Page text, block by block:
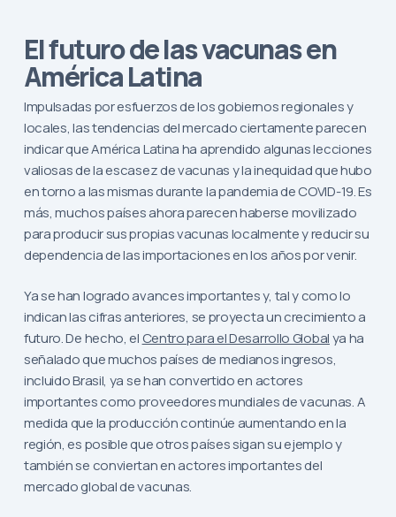
El futuro de las vacunas en
América Latina
Impulsadas por esfuerzos de los gobiernos regionales y
locales, las tendencias del mercado ciertamente parecen
indicar que América Latina ha aprendido algunas lecciones
valiosas de la escasez de vacunas y la inequidad que hubo
en torno a las mismas durante la pandemia de COVID-19. Es
más, muchos países ahora parecen haberse movilizado
para producir sus propias vacunas localmente y reducir su
dependencia de las importaciones en los años por venir.
Ya se han logrado avances importantes y, tal y como lo
indican las cifras anteriores, se proyecta un crecimiento a
futuro. De hecho, el Centro para el Desarrollo Globalya ha
señalado que muchos países de medianos ingresos,
incluido Brasil, ya se han convertido en actores
importantes como proveedores mundiales de vacunas. A
medida que la producción continúe aumentando en la
región, es posible que otros países sigan su ejemplo y
también se conviertan en actores importantes del
mercado global de vacunas.